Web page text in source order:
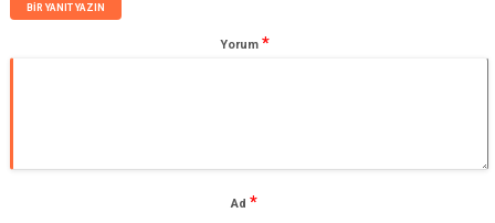
BIR YANIT YAZIN
Yorum *
Ad *